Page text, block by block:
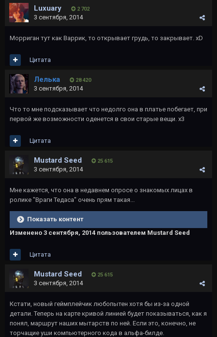
Luxuary 2 702
3 сентября, 2014
Морриган тут как Варрик, то открывает грудь, то закрывает. хD
Цитата
Лелька 28 420
3 сентября, 2014
Что то мне подсказывает что недолго она в платье побегает, при
первой же возможности оденется в свои старые вещи. х3
Цитата
Mustard Seed 25 615
3 сентября, 2014
Мне кажется, что она в недавнем опросе о знакомых лицах в
ролике "Враги Тедаса" очень прям такая...
Показать контент
Изменено 3 сентября, 2014 пользователем Mustard Seed
Цитата
Mustard Seed 25 615
3 сентября, 2014
Кстати, новый геймплейчик любопытен хотя бы из-за одной
детали. Теперь на карте кривой линией будет показываться, как я
понял, маршрут наших мытарств по ней. Если это, конечно, не
торчащие уши компьютерного кода в альфа-билде.